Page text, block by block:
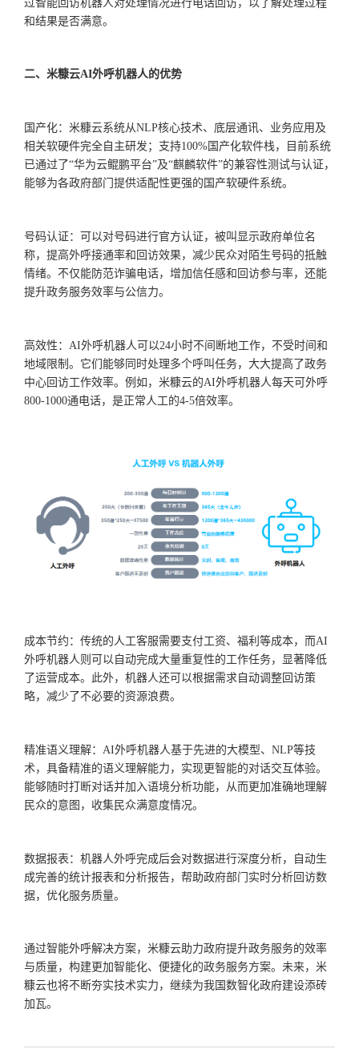
过智能回访机器人对处理情况进行电话回访，以了解处理过程
和结果是否满意。
二、米糠云AI外呼机器人的优势
国产化：米糠云系统从NLP核心技术、底层通讯、业务应用及
相关软硬件完全自主研发；支持100%国产化软件栈，目前系统
已通过了“华为云鲲鹏平台”及“麒麟软件”的兼容性测试与认证，
能够为各政府部门提供适配性更强的国产软硬件系统。
号码认证：可以对号码进行官方认证，被叫显示政府单位名
称，提高外呼接通率和回访效果，减少民众对陌生号码的抵触
情绪。不仅能防范诈骗电话，增加信任感和回访参与率，还能
提升政务服务效率与公信力。
高效性： AI外呼机器人可以24小时不间断地工作，不受时间和
地域限制。它们能够同时处理多个呼叫任务，大大提高了政务
中心回访工作效率。例如，米糠云的AI外呼机器人每天可外呼
800-1000通电话，是正常人工的4-5倍效率。
成本节约：传统的人工客服需要支付工资、福利等成本，而AI
外呼机器人则可以自动完成大量重复性的工作任务，显著降低
了运营成本。此外，机器人还可以根据需求自动调整回访策
略，减少了不必要的资源浪费。
精准语义理解： AI外呼机器人基于先进的大模型、NLP等技
术，具备精准的语义理解能力，实现更智能的对话交互体验。
能够随时打断对话并加入语境分析功能，从而更加准确地理解
民众的意图，收集民众满意度情况。
数据报表：机器人外呼完成后会对数据进行深度分析，自动生
成完善的统计报表和分析报告，帮助政府部门实时分析回访数
据，优化服务质量。
通过智能外呼解决方案，米糠云助力政府提升政务服务的效率
与质量，构建更加智能化、便捷化的政务服务方案。未来，米
糠云也将不断夯实技术实力，继续为我国数智化政府建设添砖
加瓦。